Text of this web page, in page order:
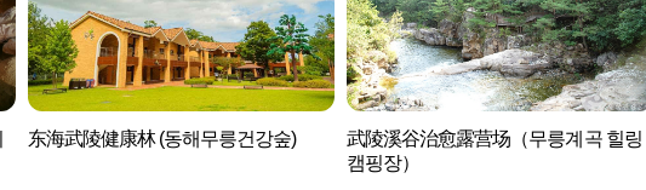
东海武陵健康林 (동해무릉건강숲)
武陵溪谷治愈露营场（무릉계곡 힐링
캠핑장）